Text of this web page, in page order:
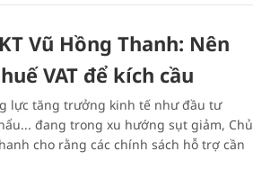
Vũ Hồng Thanh: Nên
VAT để kích cầu
lực tăng trưởng kinh tế như đầu tư
đang trong xu hướng sụt giảm, Chủ
cho rằng các chính sách hỗ trợ cần